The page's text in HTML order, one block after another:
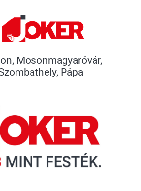
Mosonmagyaróvár,
Pápa